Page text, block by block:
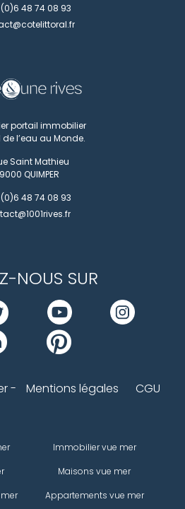
48 74 08 93
portail immobilier
l’eau au Monde.
Saint Mathieu
QUIMPER
48 74 08 93
NOUS SUR
- Mentions légales CGU
Immobilier vue mer
Maisons vue mer
Appartements vue mer